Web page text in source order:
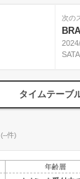
次の
タイムテーブ
(--件)
年齢層